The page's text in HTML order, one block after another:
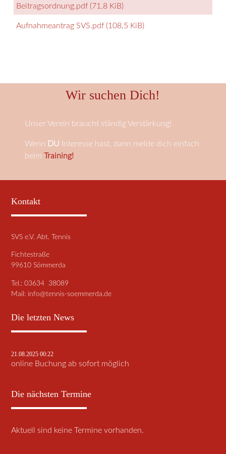
Beitragsordnung.pdf (71,8 KiB)
Aufnahmeantrag SVS.pdf (108,5 KiB)
Wir suchen Dich!
Unser Verein braucht ständig Verstärkung!
Wenn DU Interesse hast, dann melde dich einfach
beimTraining!
Kontakt
SVS e.V. Abt. Tennis
Fichtestraße
99610 Sömmerda
Tel.: 03634 38089
Mail: info@tennis-soemmerda.de
Die letzten News
21.08.2025 00:22
online Buchung ab sofort möglich
Die nächsten Termine
Aktuell sind keine Termine vorhanden.